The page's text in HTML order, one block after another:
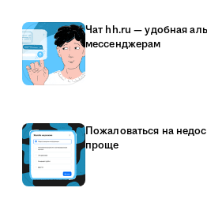
Чат hh.ru — удобная
мессенджерам
Пожаловаться на
проще